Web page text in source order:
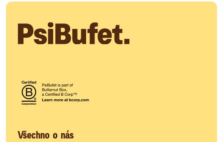
Všechno o nás